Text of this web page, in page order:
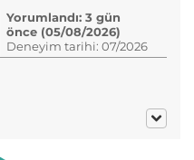
Yorumlandı: 3 gün
önce (05/08/2026)
Deneyim tarihi: 07/2026